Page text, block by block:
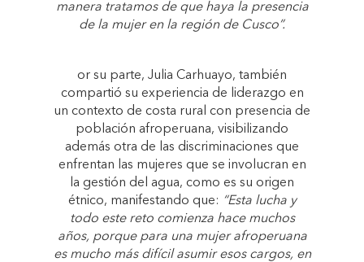
manera tratamos de que haya la presencia
de la mujer en la región de Cusco”.
or su parte, Julia Carhuayo, también
compartió su experiencia de liderazgo en
un contexto de costa rural con presencia de
población afroperuana, visibilizando
además otra de las discriminaciones que
enfrentan las mujeres que se involucran en
la gestión del agua, como es su origen
étnico, manifestando que: “Esta lucha y
todo este reto comienza hace muchos
años, porque para una mujer afroperuana
es mucho más difícil asumir esos cargos, en